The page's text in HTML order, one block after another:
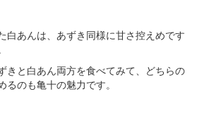
白あんは、あずき同様に甘さ控えめです
きと白あん両方を食べてみて、どちらの
のも亀十の魅力です。